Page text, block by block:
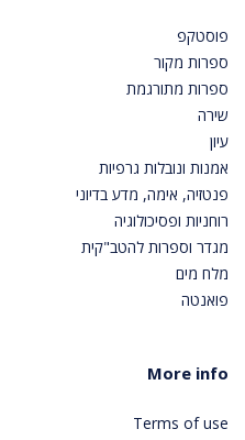
פוסטקפ
ספרות מקור
ספרות מתורגמת
שירה
עיון
אמנות ונובלות גרפיות
פנטזיה, אימה, מדע בדיוני
רוחניות ופסיכולוגיה
מגדר וספרות להטב"קית
מלח מים
פואנטה
More info
Terms of use